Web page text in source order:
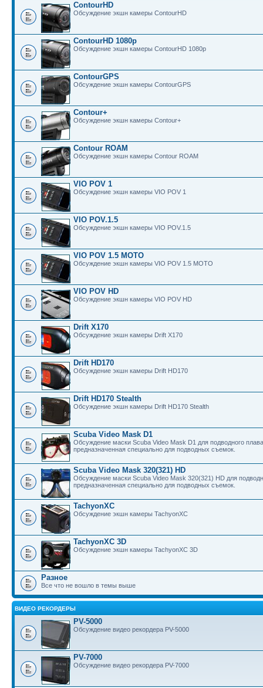
ContourHD
Обсуждение экшн камеры ContourHD
ContourHD 1080p
Обсуждение экшн камеры ContourHD 1080p
ContourGPS
Обсуждение экшн камеры ContourGPS
Contour+
Обсуждение экшн камеры Contour+
Contour ROAM
Обсуждение экшн камеры Contour ROAM
VIO POV 1
Обсуждение экшн камеры VIO POV 1
VIO POV.1.5
Обсуждение экшн камеры VIO POV.1.5
VIO POV 1.5 MOTO
Обсуждение экшн камеры VIO POV 1.5 MOTO
VIO POV HD
Обсуждение экшн камеры VIO POV HD
Drift X170
Обсуждение экшн камеры Drift X170
Drift HD170
Обсуждение экшн камеры Drift HD170
Drift HD170 Stealth
Обсуждение экшн камеры Drift HD170 Stealth
Scuba Video Mask D1
Обсуждение маски Scuba Video Mask D1 для подводного
предназначенная специально для подводных съемок.
Scuba Video Mask 320(321) HD
Обсуждение маски Scuba Video Mask 320(321) HD для
предназначенная специально для подводных съемок.
TachyonXC
Обсуждение экшн камеры TachyonXC
TachyonXC 3D
Обсуждение экшн камеры TachyonXC 3D
Разное
Все что не вошло в темы выше
ВИДЕО РЕКОРДЕРЫ
PV-5000
Обсуждение видео рекордера PV-5000
PV-7000
Обсуждение видео рекордера PV-7000